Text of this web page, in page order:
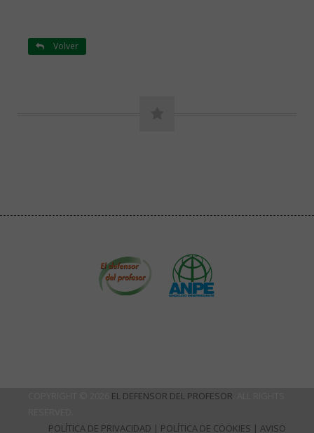
Volver
EL DEFENSOR DEL PROFESOR
POLÍTICA DE PRIVACIDAD | POLÍTICA DE COOKIES | AVISO